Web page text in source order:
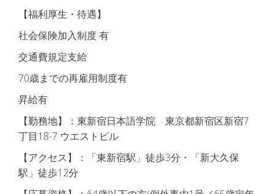
【福利厚生・待遇】
社会保険加入制度 有
交通費規定支給
70歳までの再雇用制度有
昇給有
【勤務地】：東新宿日本語学院 東京都新宿区新宿7
丁目18-7 ウエストビル
【アクセス】：「東新宿駅」徒歩3分・「新大久保
駅」徒歩12分